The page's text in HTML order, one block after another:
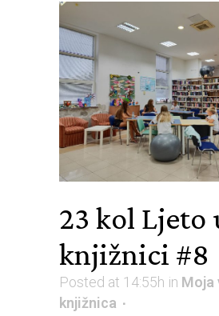
23 kol Ljeto
knjižnici #8
Posted at 14:55h in Moja
knjižnica